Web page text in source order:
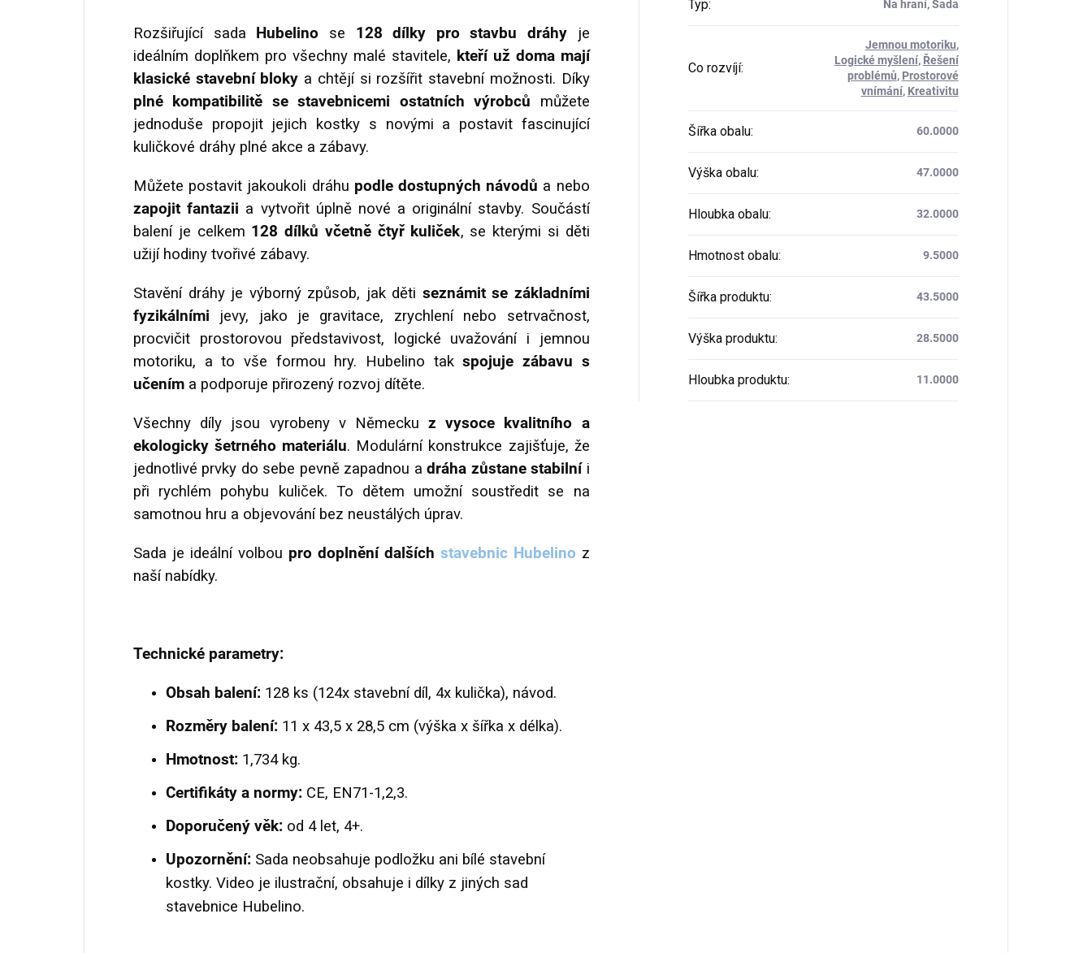
Rozšiřující sada Hubelino se 128 dílky pro stavbu dráhy je
ideálním doplňkem pro všechny malé stavitele, kteří už doma mají
klasické stavební bloky a chtějí si rozšířit stavební možnosti. Díky
plné kompatibilitě se stavebnicemi ostatních výrobců můžete
jednoduše propojit jejich kostky s novými a postavit fascinující
kuličkové dráhy plné akce a zábavy.
Můžete postavit jakoukoli dráhu podle dostupných návodů a nebo
zapojit fantazii a vytvořit úplně nové a originální stavby. Součástí
balení je celkem 128 dílků včetně čtyř kuliček, se kterými si děti
užijí hodiny tvořivé zábavy.
Stavění dráhy je výborný způsob, jak děti seznámit se základními
fyzikálními jevy, jako je gravitace, zrychlení nebo setrvačnost,
procvičit prostorovou představivost, logické uvažování i jemnou
motoriku, a to vše formou hry. Hubelino takspojuje zábavu s
učením a podporuje přirozený rozvoj dítěte.
Všechny díly jsou vyrobeny v Německuz vysoce kvalitního a
ekologicky šetrného materiálu. Modulární konstrukce zajišťuje, že
jednotlivé prvky do sebe pevně zapadnou adráha zůstane stabilníi
při rychlém pohybu kuliček. To dětem umožní soustředit se na
samotnou hru a objevování bez neustálých úprav.
Sada je ideální volbou pro doplnění dalších stavebnic Hubelino z
naší nabídky.
Technické parametry:
Obsah balení: 128 ks (124x stavební díl, 4x kulička), návod.
Rozměry balení: 11 x 43,5 x 28,5 cm (výška x šířka x délka).
Hmotnost: 1,734 kg.
Certifikáty a normy: CE, EN71-1,2,3.
Doporučený věk: od 4 let, 4+.
Upozornění: Sada neobsahuje podložku ani bílé stavební
kostky. Video je ilustrační, obsahuje i dílky z jiných sad
stavebnice Hubelino.
Typ: Na hraní, Sada
Co rozvíjí:
Jemnou motoriku,
Logické myšlení, Řešení
problémů, Prostorové
vnímání, Kreativitu
Šířka obalu: 60.0000
Výška obalu: 47.0000
Hloubka obalu: 32.0000
Hmotnost obalu: 9.5000
Šířka produktu: 43.5000
Výška produktu: 28.5000
Hloubka produktu: 11.0000